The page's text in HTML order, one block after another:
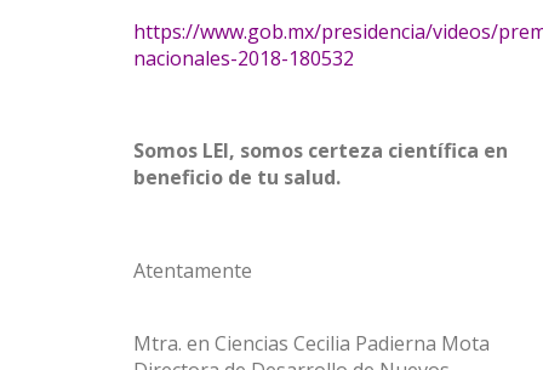
https://www.gob.mx/presidencia/videos/
nacionales-2018-180532
Somos LEI, somos certeza científica en
beneficio de tu salud.
Atentamente
Mtra. en Ciencias Cecilia Padierna Mota